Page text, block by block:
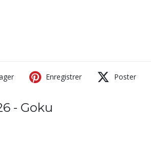
Enregistrer Poster
- Goku